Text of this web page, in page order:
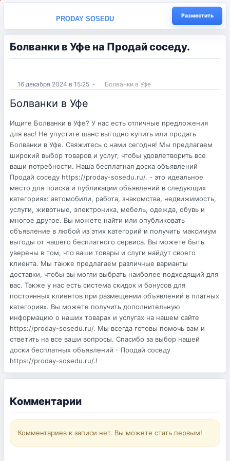
PRODAY SOSEDU Разместить
Болванки в Уфе на Продай соседу.
16 декабря 2024 в 15:25 - Болванки в Уфе
Болванки в Уфе
Ищите Болванки в Уфе? У нас есть отличные предложения
для вас! Не упустите шанс выгодно купить или продать
Болванки в Уфе. Свяжитесь с нами сегодня! Мы предлагаем
широкий выбор товаров и услуг, чтобы удовлетворить все
ваши потребности. Наша бесплатная доска объявлений
Продай соседу https://proday-sosedu.ru/. - это идеальное
место для поиска и публикации объявлений в следующих
категориях: автомобили, работа, знакомства, недвижимость,
услуги, животные, электроника, мебель, одежда, обувь и
многое другое. Вы можете найти или опубликовать
объявление в любой из этих категорий и получить максимум
выгоды от нашего бесплатного сервиса. Вы можете быть
уверены в том, что ваши товары и слуги найдут своего
клиента. Мы также предлагаем различные варианты
доставки, чтобы вы могли выбрать наиболее подходящий для
вас. Также у нас есть система скидок и бонусов для
постоянных клиентов при размещении объявлений в платных
категориях. Вы можете получить дополнительную
информацию о наших товарах и услугах на нашем сайте
https://proday-sosedu.ru/. Мы всегда готовы помочь вам и
ответить на все ваши вопросы. Спасибо за выбор нашей
доски бесплатных объявлений - Продай соседу
https://proday-sosedu.ru/.!
Комментарии
Комментариев к записи нет. Вы можете стать первым!